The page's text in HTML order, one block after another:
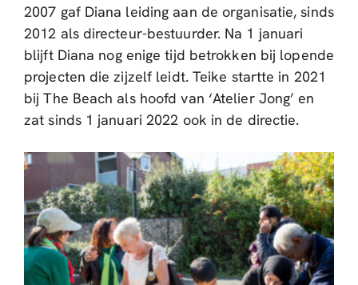
2007 gaf Diana leiding aan de organisatie, sinds
2012 als directeur-bestuurder. Na 1 januari
blijft Diana nog enige tijd betrokken bij lopende
projecten die zijzelf leidt. Teike startte in 2021
bij The Beach als hoofd van ‘Atelier Jong’ en
zat sinds 1 januari 2022 ook in de directie.